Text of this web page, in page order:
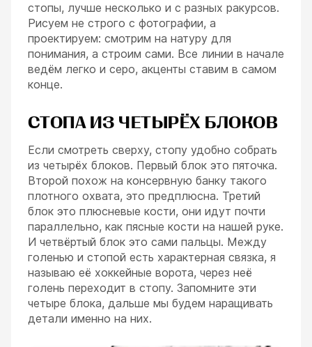
ESC
стопы, лучше несколько и с разных ракурсов.
Рисуем не строго с фотографии, а
проектируем: смотрим на натуру для
понимания, а строим сами. Все линии в начале
ведём легко и серо, акценты ставим в самом
конце.
СТОПА ИЗ ЧЕТЫРЁХ БЛОКОВ
Если смотреть сверху, стопу удобно собрать
из четырёх блоков. Первый блок это пяточка.
Второй похож на консервную банку такого
плотного охвата, это предплюсна. Третий
блок это плюсневые кости, они идут почти
параллельно, как пясные кости на нашей руке.
И четвёртый блок это сами пальцы. Между
голенью и стопой есть характерная связка, я
называю её хоккейные ворота, через неё
голень переходит в стопу. Запомните эти
четыре блока, дальше мы будем наращивать
детали именно на них.